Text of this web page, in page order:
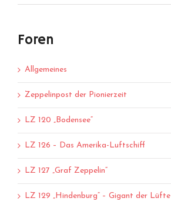
Foren
Allgemeines
Zeppelinpost der Pionierzeit
LZ 120 „Bodensee“
LZ 126 – Das Amerika-Luftschiff
LZ 127 „Graf Zeppelin“
LZ 129 „Hindenburg“ – Gigant der Lüfte